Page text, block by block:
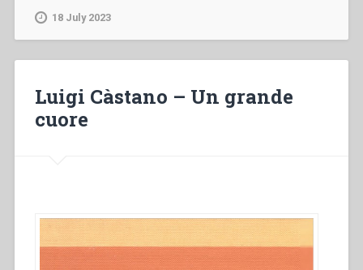
metodo
18 July 2023
Luigi Càstano – Un grande
cuore